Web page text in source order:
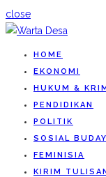
close
HOME
EKONOMI
HUKUM &
PENDIDIKAN
POLITIK
SOSIAL
FEMINISIA
KIRIM